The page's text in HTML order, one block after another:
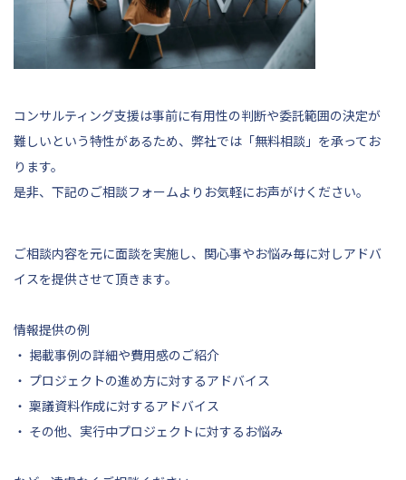
コンサルティング支援は事前に有用性の判断や委託範囲の決定が
難しいという特性があるため、弊社では「無料相談」を承ってお
ります。
是非、 下記のご相談フォームよりお気軽にお声がけください。
ご相談内容を元に面談を実施し、関心事やお悩み毎に対しアドバ
イスを提供させて頂きます。
情報提供の例
・ 掲載事例の詳細や費用感のご紹介
・ プロジェクトの進め方に対するアドバイス
・ 稟議資料作成に対するアドバイス
・ その他、実行中プロジェクトに対するお悩み